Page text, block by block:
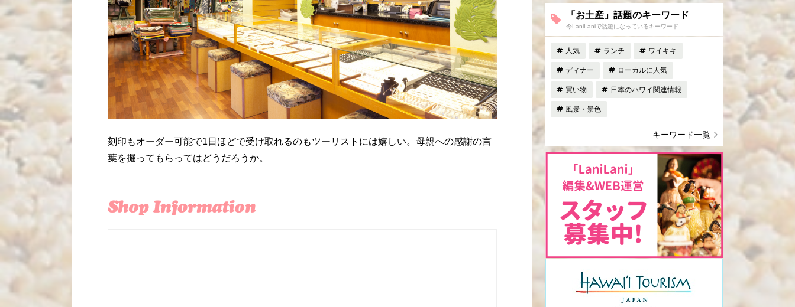
刻印もオーダー可能で1日ほどで受け取れるのもツーリストには嬉しい。母親への感謝の言
葉を掘ってもらってはどうだろうか。
「お土産」話題のキーワード
今LaniLaniで話題になっているキーワード
人気 ランチ ワイキキ
ディナー ローカルに人気
買い物 日本のハワイ関連情報
風景・景色
キーワード一覧